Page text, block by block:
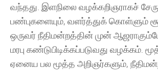
வந்தது. இளநிலை வழக்கறிஞராகச்
பண்புகளையும், வளர்த்துக் கொள்ளும்
ஒருவர் நீதிமன்றத்தின் முன்
மரபு கண்டுபிடிக்கப்படுவது
ஏனைய பல மூத்த அறிஞர்களும்,